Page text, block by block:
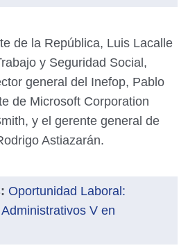
de la República, Luis Lacalle
y Seguridad Social,
general del Inefop, Pablo
de Microsoft Corporation
y el gerente general de
Astiazarán.
Oportunidad Laboral:
V en